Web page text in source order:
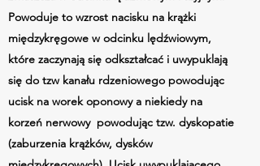
Powoduje to wzrost nacisku na krążki
międzykręgowe w odcinku lędźwiowym,
które zaczynają się odkształcać i uwypuklają
się do tzw kanału rdzeniowego powodując
ucisk na worek oponowy a niekiedy na
korzeń nerwowy powodując tzw. dyskopatie
(zaburzenia krążków, dysków